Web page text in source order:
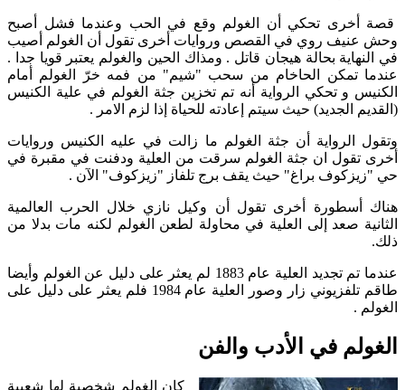
قصة أخرى تحكي أن الغولم وقع في الحب وعندما فشل أصبح
وحش عنيف روي في القصص وروايات أخرى تقول أن الغولم أصيب
في النهاية بحالة هيجان قاتل . ومذاك الحين والغولم يعتبر قويا جدا .
عندما تمكن الحاخام من سحب "شيم" من فمه خرّ الغولم أمام
الكنيس و تحكي الرواية أنه تم تخزين جثة الغولم في علية الكنيس
(القديم الجديد) حيث سيتم إعادته للحياة إذا لزم الامر .
وتقول الرواية أن جثة الغولم ما زالت في عليه الكنيس وروايات
أخرى تقول ان جثة الغولم سرقت من العلية ودفنت في مقبرة في
حي "زيزكوف براغ" حيث يقف برج تلفاز "زيزكوف" الآن .
هناك أسطورة أخرى تقول أن وكيل نازي خلال الحرب العالمية
الثانية صعد إلى العلية في محاولة لطعن الغولم لكنه مات بدلا من
ذلك.
عندما تم تجديد العلية عام 1883 لم يعثر على دليل عن الغولم وأيضا
طاقم تلفزيوني زار وصور العلية عام 1984 فلم يعثر على دليل على
الغولم .
الغولم في الأدب والفن
كان الغولم شخصية لها شعبية